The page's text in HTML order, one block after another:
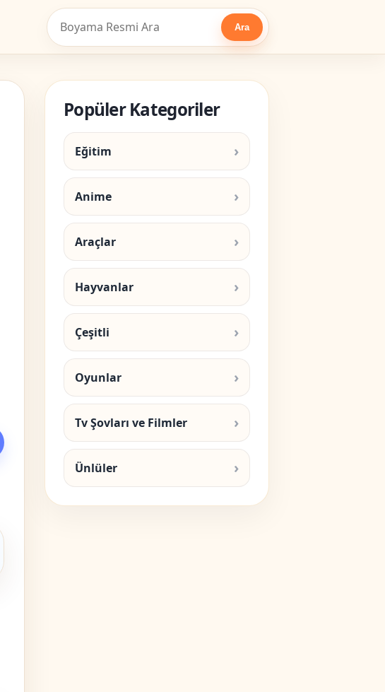
Ara
Popüler Kategoriler
Eğitim
Anime
Araçlar
Hayvanlar
Çeşitli
Oyunlar
Tv Şovları ve Filmler
Ünlüler